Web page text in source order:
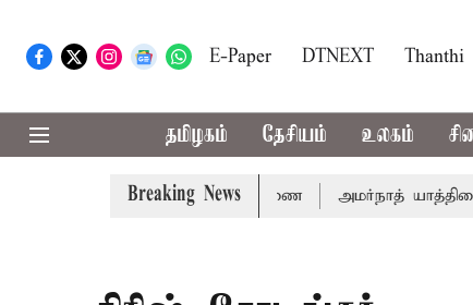
E-Paper DTNEXT Thanthi
தமிழகம் தேசியம் உலகம்
Breaking News
சுப்ரீம்கோர்ட்டில் விசாரணை அமர்நாத் யாத்திரை